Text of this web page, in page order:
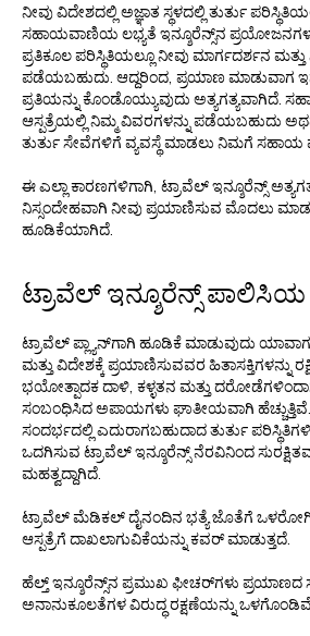
ನೀವು ವಿದೇಶದಲ್ಲಿ ಅಜ್ಞಾತ ಸ್ಥಳದಲ್ಲಿ ತುರ್ತು
ಸಹಾಯವಾಣಿಯ ಲಭ್ಯತೆ ಇನ್ಶೂರೆನ್ಸ್‌ನ
ಪ್ರತಿಕೂಲ ಪರಿಸ್ಥಿತಿಯಲ್ಲೂ ನೀವು ಮಾರ್ಗದರ್ಶನ ಮತ್ತು
ಪಡೆಯಬಹುದು. ಆದ್ದರಿಂದ, ಪ್ರಯಾಣ ಮಾಡುವಾಗ
ಪ್ರತಿಯನ್ನು ಕೊಂಡೊಯ್ಯುವುದು ಅತ್ಯಗತ್ಯವಾಗಿದೆ.
ಆಸ್ಪತ್ರೆಯಲ್ಲಿ ನಿಮ್ಮ ವಿವರಗಳನ್ನು ಪಡೆಯಬಹುದು
ತುರ್ತು ಸೇವೆಗಳಿಗೆ ವ್ಯವಸ್ಥೆ ಮಾಡಲು ನಿಮಗೆ ಸಹಾಯ
ಈ ಎಲ್ಲಾ ಕಾರಣಗಳಿಗಾಗಿ, ಟ್ರಾವೆಲ್ ಇನ್ಶೂರೆನ್ಸ್
ನಿಸ್ಸಂದೇಹವಾಗಿ ನೀವು ಪ್ರಯಾಣಿಸುವ ಮೊದಲು
ಹೂಡಿಕೆಯಾಗಿದೆ.
ಟ್ರಾವೆಲ್ ಇನ್ಶೂರೆನ್ಸ್
ಟ್ರಾವೆಲ್ ಪ್ಲ್ಯಾನ್‌ಗಾಗಿ ಹೂಡಿಕೆ ಮಾಡುವುದು
ಮತ್ತು ವಿದೇಶಕ್ಕೆ ಪ್ರಯಾಣಿಸುವವರ ಹಿತಾಸಕ್ತಿಗಳನ್ನು
ಭಯೋತ್ಪಾದಕ ದಾಳಿ, ಕಳ್ಳತನ ಮತ್ತು
ಸಂಬಂಧಿಸಿದ ಅಪಾಯಗಳು ಘಾತೀಯವಾಗಿ
ಸಂದರ್ಭದಲ್ಲಿ ಎದುರಾಗಬಹುದಾದ ತುರ್ತು
ಒದಗಿಸುವ ಟ್ರಾವೆಲ್ ಇನ್ಶೂರೆನ್ಸ್ ನೆರವಿನಿಂದ
ಮಹತ್ವದ್ದಾಗಿದೆ.
ಟ್ರಾವೆಲ್ ಮೆಡಿಕಲ್ ದೈನಂದಿನ ಭತ್ಯೆ ಜೊತೆಗೆ
ಆಸ್ಪತ್ರೆಗೆ ದಾಖಲಾಗುವಿಕೆಯನ್ನು ಕವರ್‌ ಮಾಡುತ್ತದೆ.
ಹೆಲ್ತ್ ಇನ್ಶೂರೆನ್ಸ್‌ನ ಪ್ರಮುಖ ಫೀಚರ್‌ಗಳು
ಅನಾನುಕೂಲತೆಗಳ ವಿರುದ್ಧ ರಕ್ಷಣೆಯನ್ನು